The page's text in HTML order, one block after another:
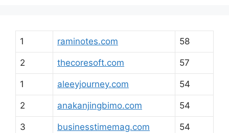
1 raminotes.com 58
2 thecoresoft.com 57
1 aleeyjourney.com 54
2 anakanjingbimo.com 54
3 businesstimemag.com 54